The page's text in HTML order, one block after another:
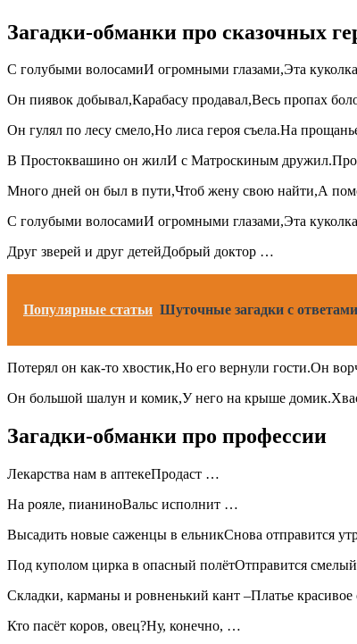
Загадки-обманки про сказочных
С голубыми волосамиИ огромными глазами,Эта
Он пиявок добывал,Карабасу продавал,Весь пропах
Он гулял по лесу смело,Но лиса героя съела.На
В Простоквашино он жилИ с Матроскиным
Много дней он был в пути,Чтоб жену свою найти,А
С голубыми волосамиИ огромными глазами,Эта
Друг зверей и друг детейДобрый доктор …
Популярные статьи Шуточные загадки с
Потерял он как-то хвостик,Но его вернули гости.Он
Он большой шалун и комик,У него на крыше
Загадки-обманки про профессии
Лекарства нам в аптекеПродаст …
На рояле, пианиноВальс исполнит …
Высадить новые саженцы в ельникСнова отправится
Под куполом цирка в опасный полётОтправится
Складки, карманы и ровненький кант –Платье
Кто пасёт коров, овец?Ну, конечно, …